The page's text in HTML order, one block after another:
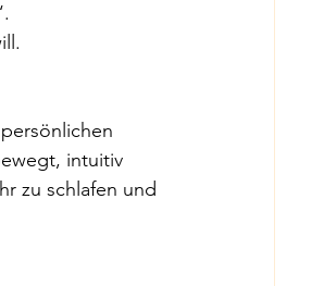
intuitiv
zu schlafen und